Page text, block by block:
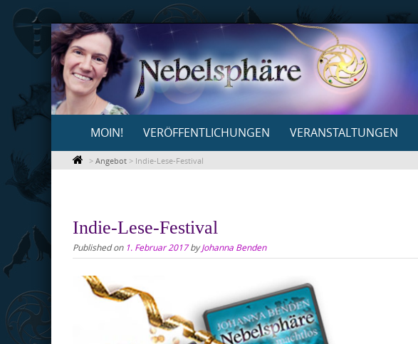
Skip
to
content
content
MOIN! VERÖFFENTLICHUNGEN VERANSTALTUNGEN
> Angebot > Indie-Lese-Festival
Indie-Lese-Festival
Published on 1. Februar 2017byJohanna Benden